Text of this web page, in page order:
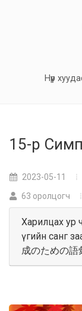
Нүүр
15-р
2023-05-11
63 оролцогч
Харилцах ур
үгийн санг
成のための語